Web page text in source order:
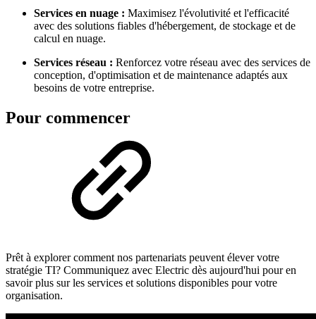
Services en nuage : Maximisez l'évolutivité et l'efficacité
avec des solutions fiables d'hébergement, de stockage et de
calcul en nuage.
Services réseau : Renforcez votre réseau avec des services de
conception, d'optimisation et de maintenance adaptés aux
besoins de votre entreprise.
Pour commencer
Prêt à explorer comment nos partenariats peuvent élever votre
stratégie TI? Communiquez avec Electric dès aujourd'hui pour en
savoir plus sur les services et solutions disponibles pour votre
organisation.